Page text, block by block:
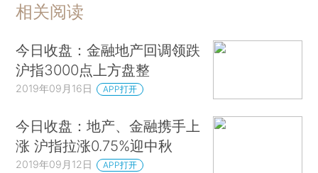
相关阅读
今日收盘：金融地产回调领跌
沪指3000点上方盘整
2019年09月16日 APP打开
今日收盘：地产、金融携手上
涨 沪指拉涨0.75%迎中秋
2019年09月12日 APP打开